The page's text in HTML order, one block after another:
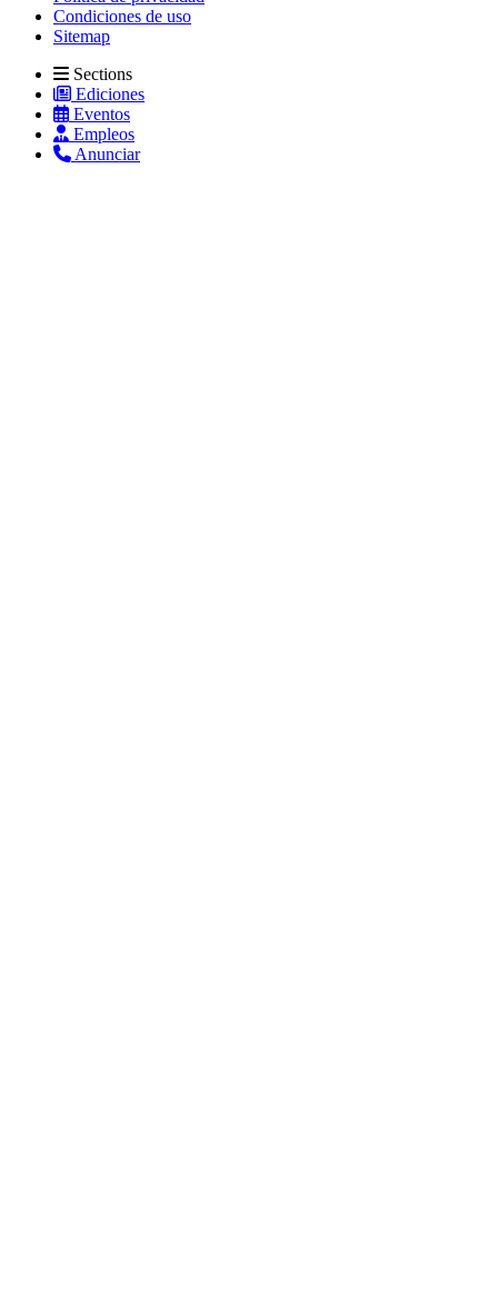
Condiciones de uso
Sitemap
Sections
Ediciones
Eventos
Empleos
Anunciar